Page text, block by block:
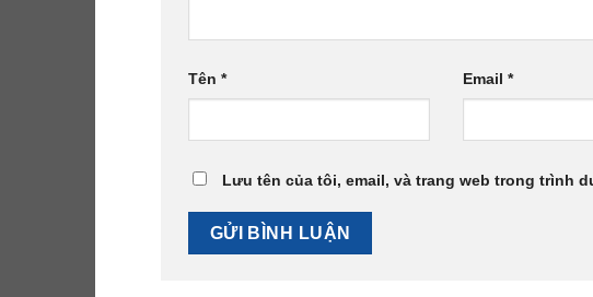
Tên * Email *
Lưu tên của tôi, email, và trang web trong trình